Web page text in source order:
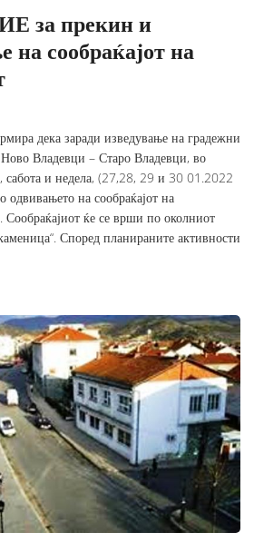
за прекин и
на сообраќајот на
дека заради изведување на градежни
Владевци – Старо Владевци, во
сабота и недела, (27,28, 29 и 30 01.2022
на сообраќајот на
Сообраќајиот ќе се врши по околниот
Според планираните активности